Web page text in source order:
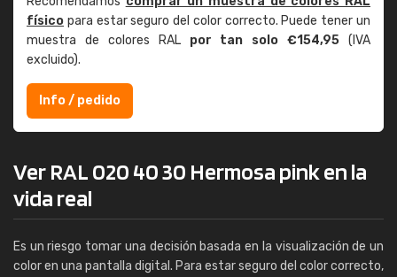
físico para estar seguro del color correcto. Puede tener un
muestra de colores RAL por tan solo €154,95 (IVA
excluido).
Info / pedido
Ver RAL 020 40 30 Hermosa pink en la
vida real
Es un riesgo tomar una decisión basada en la visualización de un
color en una pantalla digital. Para estar seguro del color correcto,